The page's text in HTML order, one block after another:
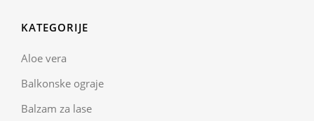
KATEGORIJE
Aloe vera
Balkonske ograje
Balzam za lase